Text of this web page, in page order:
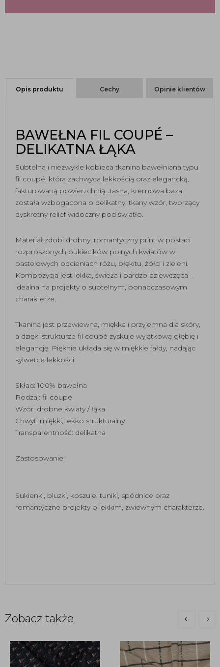
Opis produktu Cechy Opinie klientów
BAWEŁNA FIL COUPÉ –
DELIKATNA ŁĄKA
Subtelna i niezwykle kobieca tkanina bawełniana typu
fil coupé, która zachwyca lekkością oraz elegancką,
fakturowaną powierzchnią. Jasna, kremowa baza
została wzbogacona o delikatny, tkany wzór, tworzący
dyskretny relief widoczny pod światło.
Materiał zdobi drobny, romantyczny print w postaci
rozproszonych bukiecików polnych kwiatów w
pastelowych odcieniach różu, błękitu, żółci i zieleni.
Kompozycja jest lekka, świeża i bardzo dziewczęca –
idealna na projekty o subtelnym, ponadczasowym
charakterze.
Tkanina jest przewiewna, miękka i przyjemna dla skóry,
a dzięki strukturze fil coupé zyskuje wyjątkową głębię i
elegancję. Pięknie układa się w miękkie fałdy, nadając
sylwetce lekkości.
Skład: 100% bawełna
Rodzaj: fil coupé
Wzór: drobne kwiaty / łąka
Chwyt: miękki, lekko strukturalny
Transparentność: delikatna
Zastosowanie:
Sukienki, bluzki, koszule, tuniki, spódnice oraz
romantyczne projekty o lekkim, zwiewnym charakterze.
Zobacz także